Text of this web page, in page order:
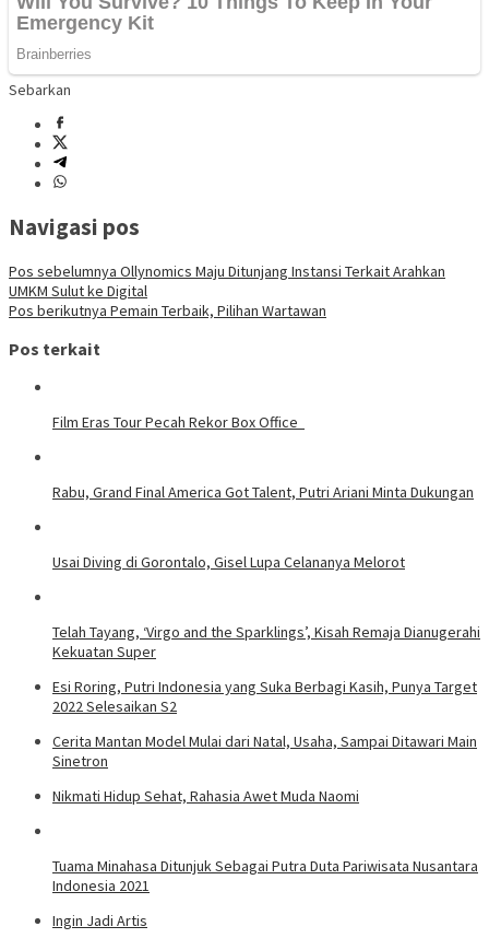
Sebarkan
Navigasi pos
Pos sebelumnya Ollynomics Maju Ditunjang Instansi Terkait Arahkan
UMKM Sulut ke Digital
Pos berikutnya Pemain Terbaik, Pilihan Wartawan
Pos terkait
Film Eras Tour Pecah Rekor Box Office
Rabu, Grand Final America Got Talent, Putri Ariani Minta Dukungan
Usai Diving di Gorontalo, Gisel Lupa Celananya Melorot
Telah Tayang, ‘Virgo and the Sparklings’, Kisah Remaja Dianugerahi
Kekuatan Super
Esi Roring, Putri Indonesia yang Suka Berbagi Kasih, Punya Target
2022 Selesaikan S2
Cerita Mantan Model Mulai dari Natal, Usaha, Sampai Ditawari Main
Sinetron
Nikmati Hidup Sehat, Rahasia Awet Muda Naomi
Tuama Minahasa Ditunjuk Sebagai Putra Duta Pariwisata Nusantara
Indonesia 2021
Ingin Jadi Artis